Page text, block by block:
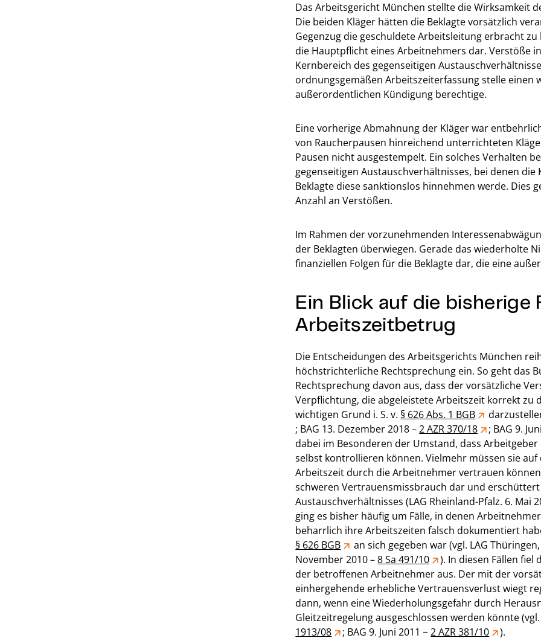
Das Arbeitsgericht München stellte die Wirksamkeit
Die beiden Kläger hätten die Beklagte vorsätzlich
Gegenzug die geschuldete Arbeitsleitung erbracht
die Hauptpflicht eines Arbeitnehmers dar. Verstöße
Kernbereich des gegenseitigen
ordnungsgemäßen Arbeitszeiterfassung stelle einen
außerordentlichen Kündigung berechtige.
Eine vorherige Abmahnung der Kläger war
von Raucherpausen hinreichend unterrichteten
Pausen nicht ausgestempelt. Ein solches Verhalten
gegenseitigen Austauschverhältnisses, bei denen
Beklagte diese sanktionslos hinnehmen werde. Dies
Anzahl an Verstößen.
Im Rahmen der vorzunehmenden
der Beklagten überwiegen. Gerade das wiederholte
finanziellen Folgen für die Beklagte dar, die eine
Ein Blick auf die
Arbeitszeitbetrug
Die Entscheidungen des Arbeitsgerichts München
höchstrichterliche Rechtsprechung ein. So geht das
Rechtsprechung davon aus, dass der vorsätzliche
Verpflichtung, die abgeleistete Arbeitszeit korrekt zu
wichtigen Grund i. S. v. § 626 Abs. 1 BGB
; BAG 13. Dezember 2018 –2 AZR 370/18 ; BAG 9.
dabei im Besonderen der Umstand, dass
selbst kontrollieren können. Vielmehr müssen sie
Arbeitszeit durch die Arbeitnehmer vertrauen
schweren Vertrauensmissbrauch dar und
Austauschverhältnisses (LAG Rheinland-Pfalz. 6. Mai
ging es bisher häufig um Fälle, in denen
beharrlich ihre Arbeitszeiten falsch dokumentiert
§ 626 BGB
an sich gegeben war (vgl. LAG
November 2010 –8 Sa 491/10
). In diesen Fällen
der betroffenen Arbeitnehmer aus. Der mit der
einhergehende erhebliche Vertrauensverlust wiegt
dann, wenn eine Wiederholungsgefahr durch
Gleitzeitregelung ausgeschlossen werden könnte
1913/08
; BAG 9. Juni 2011 −2 AZR 381/10 ).